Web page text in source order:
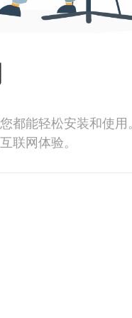
能轻松安装和使用。
联网体验。